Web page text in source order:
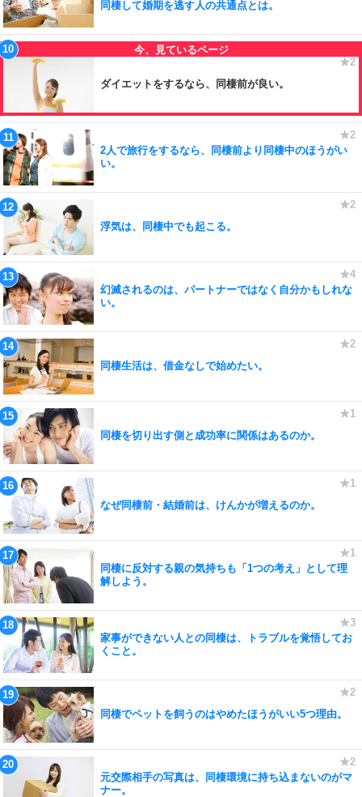
同棲して婚期を逃す人の共通点とは。
ダイエットをするなら、同棲前が良い。
2人で旅行をするなら、同棲前より同棲中のほうがい
い。
浮気は、同棲中でも起こる。
幻滅されるのは、パートナーではなく自分かもしれな
い。
同棲生活は、借金なしで始めたい。
同棲を切り出す側と成功率に関係はあるのか。
なぜ同棲前・結婚前は、けんかが増えるのか。
同棲に反対する親の気持ちも「1つの考え」として理
解しよう。
家事ができない人との同棲は、トラブルを覚悟してお
くこと。
同棲でペットを飼うのはやめたほうがいい5つ理由。
元交際相手の写真は、同棲環境に持ち込まないのがマ
ナー。